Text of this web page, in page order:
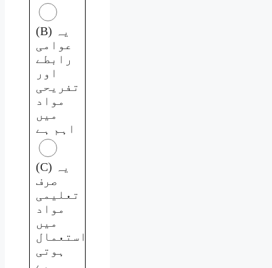
(B) یہ
عوامی
رابطے
اور
تفریحی
مواد
میں
اہم ہے
(C) یہ
صرف
تعلیمی
مواد
میں
استعمال
ہوتی
ہے